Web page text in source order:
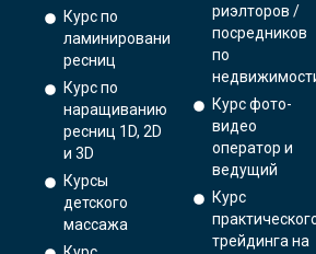
Курс по
ламинированию
ресниц
Курс по
наращиванию
ресниц 1D, 2D
и 3D
Курсы
детского
массажа
риэлторов /
посредников
по
Курс фото-
видео
оператор и
ведущий
Курс
трейдинга на